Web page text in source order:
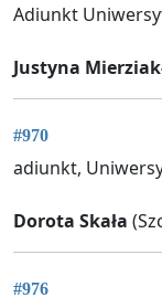
Adiunkt
Justyna
#970
adiunkt,
Dorota Skała
#976